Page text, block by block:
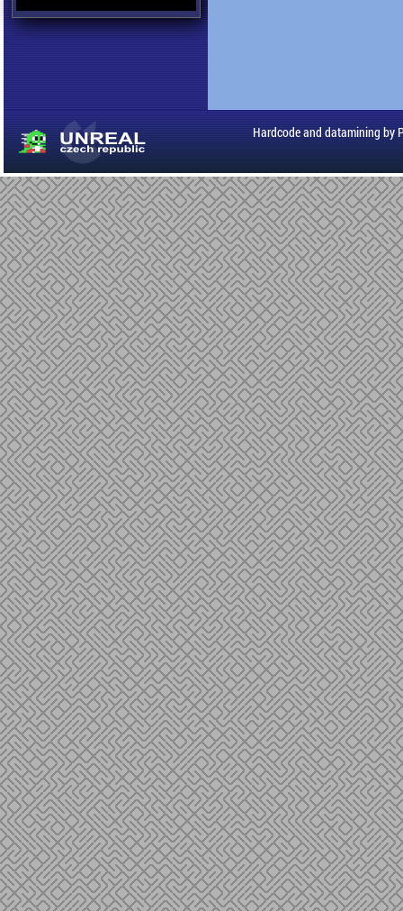
Hardcode and datamining by